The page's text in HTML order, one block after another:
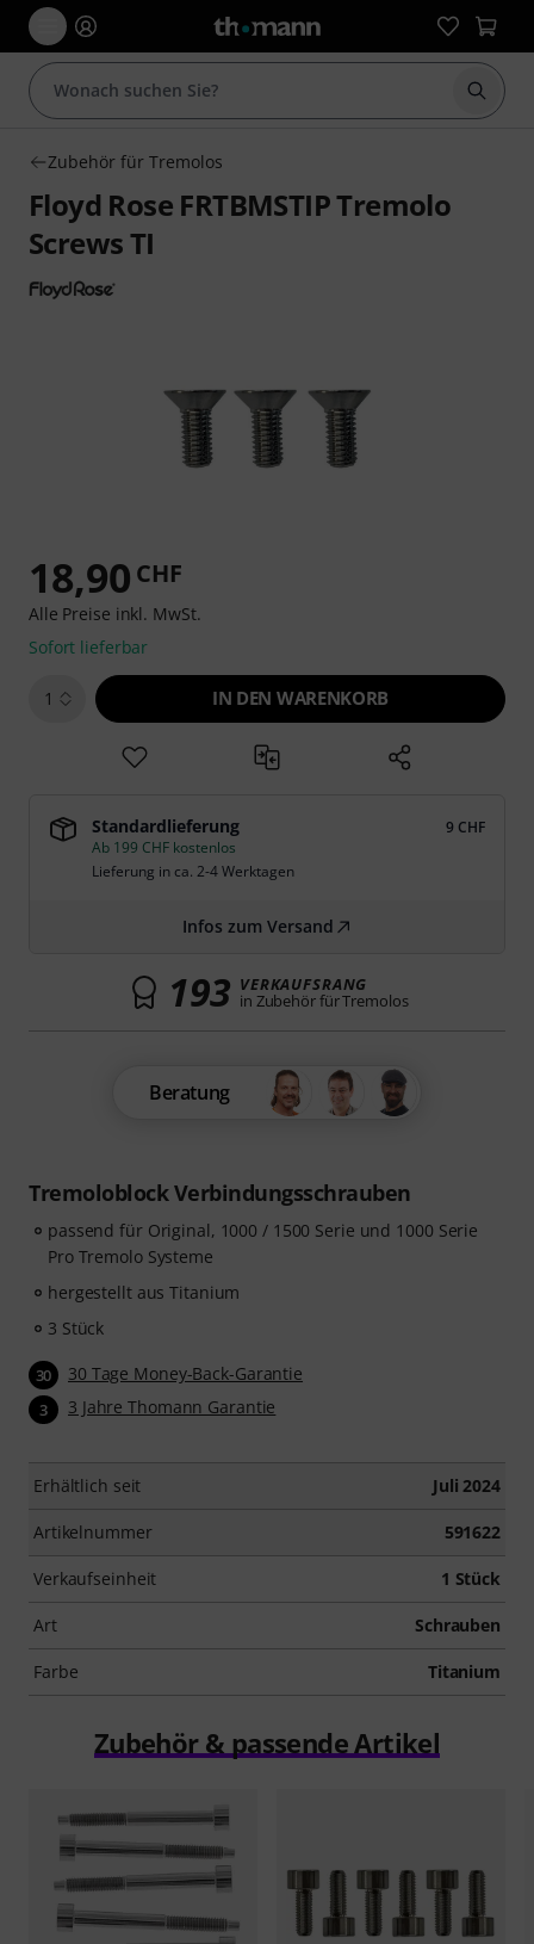
Suche
Zubehör für Tremolos
Floyd Rose FRTBMSTIP Tremolo
Screws TI
Tremoloblock Verbindungsschrauben
passend für Original, 1000 / 1500 Serie und 1000 Serie
Pro Tremolo Systeme
hergestellt aus Titanium
3 Stück
30 30 Tage Money-Back-Garantie
3 3 Jahre Thomann Garantie
Erhältlich seit Juli 2024
Artikelnummer 591622
Verkaufseinheit 1 Stück
Art Schrauben
Farbe Titanium
18,90 CHF
Alle Preise inkl. MwSt.
Sofort lieferbar
1 IN DEN WARENKORB
Standardlieferung
9 CHF
Ab 199 CHF kostenlos
Lieferung in ca. 2-4 Werktagen
Infos zum Versand
193 VERKAUFSRANG
in Zubehör für Tremolos
Beratung
Zubehör & passende Artikel